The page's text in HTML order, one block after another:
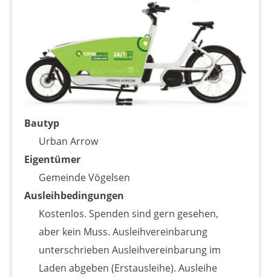
Bautyp
Urban Arrow
Eigentümer
Gemeinde Vögelsen
Ausleihbedingungen
Kostenlos. Spenden sind gern gesehen,
aber kein Muss. Ausleihvereinbarung
unterschrieben Ausleihvereinbarung im
Laden abgeben (Erstausleihe). Ausleihe